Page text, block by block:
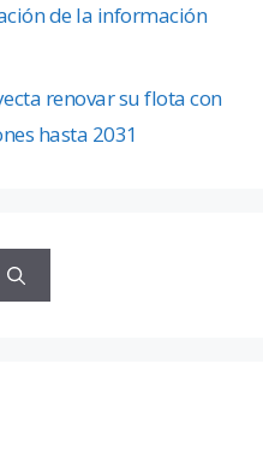
de la información
renovar su flota con
hasta 2031